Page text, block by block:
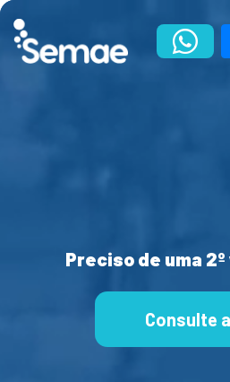
Skip
content
Preciso de uma
Consulte